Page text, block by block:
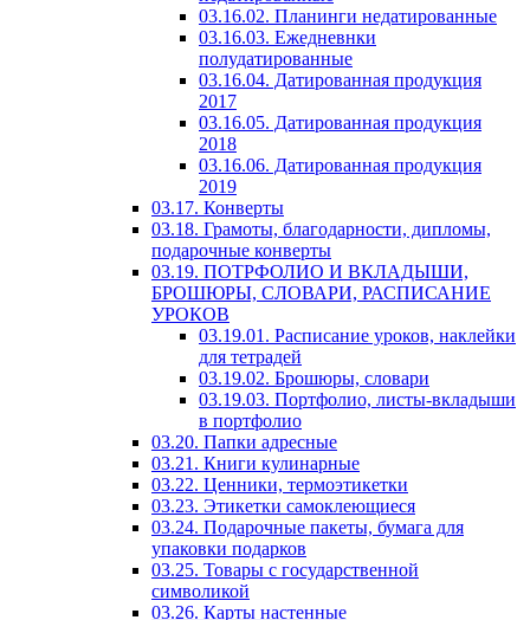
03.16.02. Планинги недатированные
03.16.03. Ежедневнки
полудатированные
03.16.04. Датированная продукция
2017
03.16.05. Датированная продукция
2018
03.16.06. Датированная продукция
2019
03.17. Конверты
03.18. Грамоты, благодарности, дипломы,
подарочные конверты
03.19. ПОТРФОЛИО И ВКЛАДЫШИ,
БРОШЮРЫ, СЛОВАРИ, РАСПИСАНИЕ
УРОКОВ
03.19.01. Расписание уроков, наклейки
для тетрадей
03.19.02. Брошюры, словари
03.19.03. Портфолио, листы-вкладыши
в портфолио
03.20. Папки адресные
03.21. Книги кулинарные
03.22. Ценники, термоэтикетки
03.23. Этикетки самоклеющиеся
03.24. Подарочные пакеты, бумага для
упаковки подарков
03.25. Товары с государственной
символикой
03.26. Карты настенные